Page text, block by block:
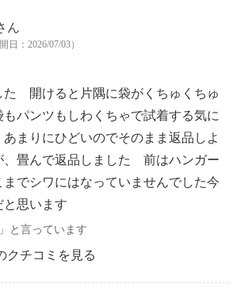
ん
日：2026/07/03）
た 開けると片隅に袋がくちゅくちゅ
パンツもしわくちゃで試着する気に
まりにひどいのでそのまま返品しよ
、畳んで返品しました 前はハンガー
でシワにはなっていませんでした今
思います
と言っています
クチコミを見る